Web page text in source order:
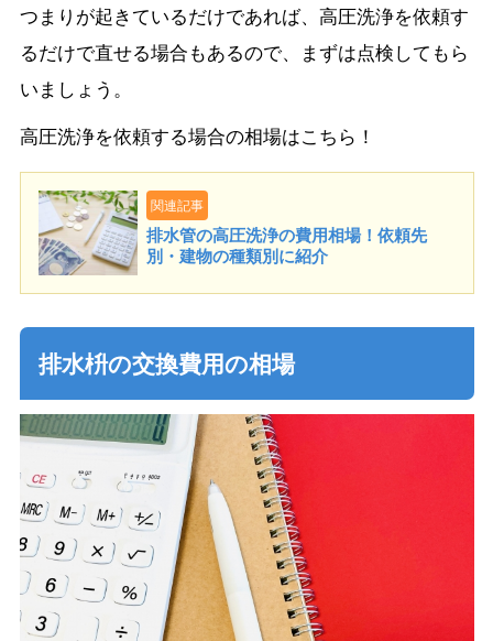
つまりが起きているだけであれば、高圧洗浄を依頼す
るだけで直せる場合もあるので、まずは点検してもら
いましょう。
高圧洗浄を依頼する場合の相場はこちら！
関連記事
排水管の高圧洗浄の費用相場！依頼先
別・建物の種類別に紹介
排水枡の交換費用の相場